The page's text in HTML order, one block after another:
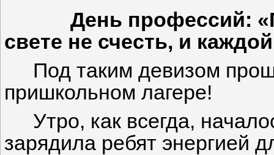
День профессий:
свете не счесть, и
Под таким девизом
пришкольном лагере!
Утро, как всегда,
зарядила ребят энергией